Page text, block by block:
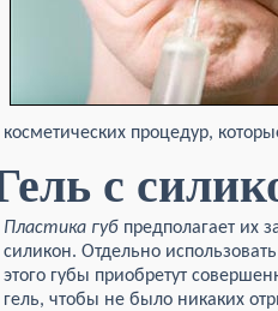
косметических процедур,
с
Пластика губ предполагает их
силикон. Отдельно использовать
этого губы приобретут
гель, чтобы не было никаких